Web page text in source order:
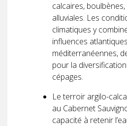
calcaires,
alluviales. Les
climatiques y
influences
méditerranéennes,
pour la
cépages.
Le terroir argilo-
au Cabernet
capacité à retenir